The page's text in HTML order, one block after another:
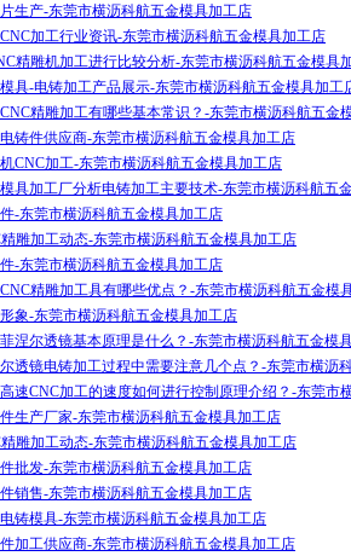
生产-东莞市横沥科航五金模具加工店
加工行业资讯-东莞市横沥科航五金模具加工店
精雕机加工进行比较分析-东莞市横沥科航五金模具
具-电铸加工产品展示-东莞市横沥科航五金模具加工
精雕加工有哪些基本常识？-东莞市横沥科航五金
铸件供应商-东莞市横沥科航五金模具加工店
CNC加工-东莞市横沥科航五金模具加工店
具加工厂分析电铸加工主要技术-东莞市横沥科航五
-东莞市横沥科航五金模具加工店
雕加工动态-东莞市横沥科航五金模具加工店
-东莞市横沥科航五金模具加工店
精雕加工具有哪些优点？-东莞市横沥科航五金模
象-东莞市横沥科航五金模具加工店
涅尔透镜基本原理是什么？-东莞市横沥科航五金模
透镜电铸加工过程中需要注意几个点？-东莞市横沥
速CNC加工的速度如何进行控制原理介绍？-东莞市
生产厂家-东莞市横沥科航五金模具加工店
雕加工动态-东莞市横沥科航五金模具加工店
批发-东莞市横沥科航五金模具加工店
销售-东莞市横沥科航五金模具加工店
铸模具-东莞市横沥科航五金模具加工店
加工供应商-东莞市横沥科航五金模具加工店